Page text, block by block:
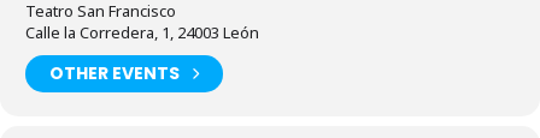
Teatro San Francisco
Calle la Corredera, 1, 24003 León
OTHER EVENTS